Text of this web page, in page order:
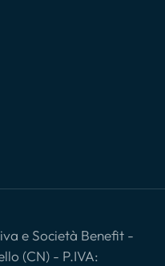
e Società Benefit -
(CN) - P.IVA: